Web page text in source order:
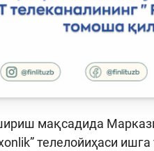
мақсадида
телелойиҳаси